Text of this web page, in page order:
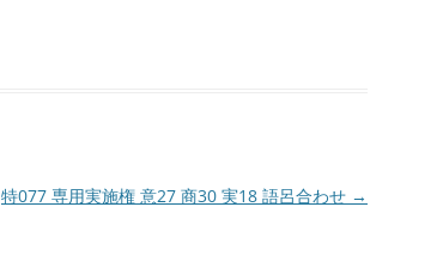
特077 専用実施権 意27 商30 実18 語呂合わせ →